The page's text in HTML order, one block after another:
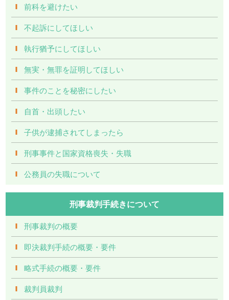
前科を避けたい
不起訴にしてほしい
執行猶予にしてほしい
無実・無罪を証明してほしい
事件のことを秘密にしたい
自首・出頭したい
子供が逮捕されてしまったら
刑事事件と国家資格喪失・失職
公務員の失職について
刑事裁判手続きについて
刑事裁判の概要
即決裁判手続の概要・要件
略式手続の概要・要件
裁判員裁判